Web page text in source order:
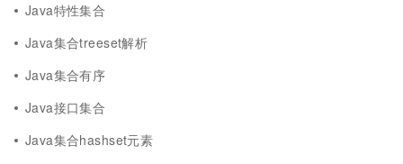
Java特性集合
Java集合treeset解析
Java集合有序
Java接口集合
Java集合hashset元素